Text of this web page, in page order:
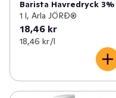
Barista Havredryck 3%
1 l, Arla JÖRĐ®
18,46 kr
18,46 kr /l